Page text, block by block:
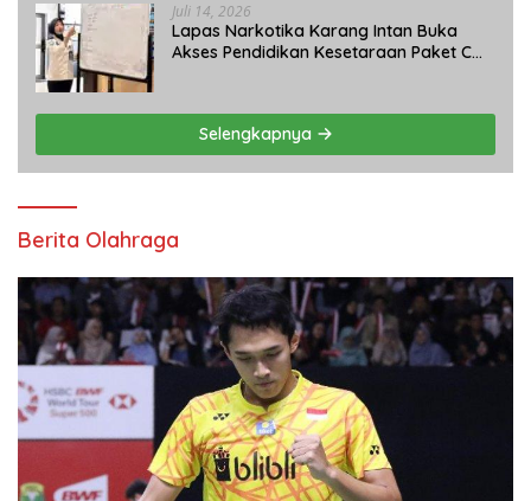
Juli 14, 2026
Lapas Narkotika Karang Intan Buka
Akses Pendidikan Kesetaraan Paket C
Selengkapnya
Berita Olahraga